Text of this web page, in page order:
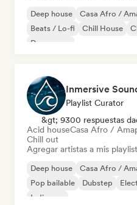
Deep house Casa Afro /
Beats / Lo-fi
Chill House
Dream pop
Inmersive
Playlist Curator
&gt; 9300 respuestas
Acid houseCasa Afro /
Chill out
Agregar artistas a mis
Deep house Casa Afro /
Pop bailable
Dubstep
Indie pop